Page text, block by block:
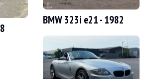
jármű jó állapotban van. A Titan Silver Metallic
jó állapotban van. A fekete bőrkárpitozáson
rendelkezik:
BMW 323i e21 - 1982